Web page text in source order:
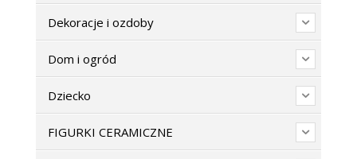
Dekoracje i ozdoby
Dom i ogród
Dziecko
FIGURKI CERAMICZNE